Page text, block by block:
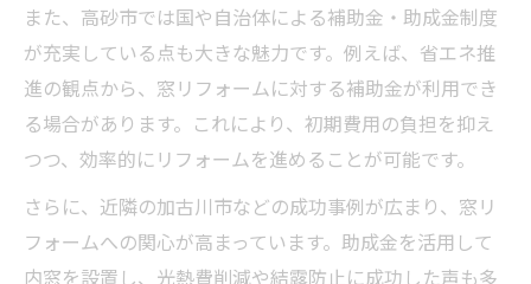
定術
窓リフォーム相談前に確認したい注意事項
地元密着型窓リフォームの安心ポイント紹
介
工事前後に押さえたい窓リフォームの流れ
高砂市の住宅事情に合った窓リフォーム戦
略
また、高砂市では国や自治体による補助金・助成金制度
が充実している点も大きな魅力です。例えば、省エネ推
進の観点から、窓リフォームに対する補助金が利用でき
る場合があります。これにより、初期費用の負担を抑え
つつ、効率的にリフォームを進めることが可能です。
さらに、近隣の加古川市などの成功事例が広まり、窓リ
フォームへの関心が高まっています。助成金を活用して
内窓を設置し、光熱費削減や結露防止に成功した声も多